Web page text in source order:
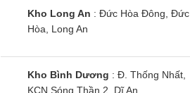
Kho Long An : Đức Hòa Đông, Đức
Hòa, Long An
Kho Bình Dương : Đ. Thống Nhất,
KCN Sóng Thần 2, Dĩ An